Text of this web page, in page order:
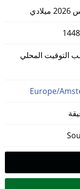
التوقيت المحلي
Europe/